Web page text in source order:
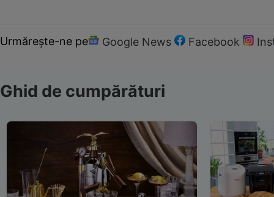
Urmărește-ne pe Google News Facebook
Ghid de cumpărături